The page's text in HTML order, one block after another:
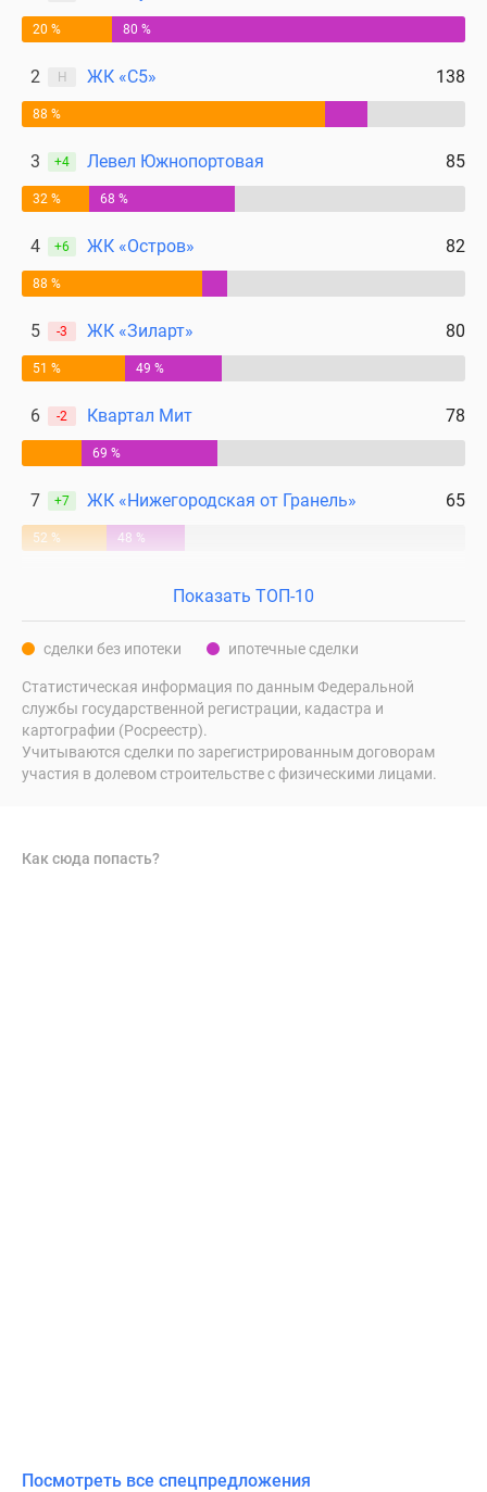
20 % 80 %
2 Н ЖК «С5» 138
88 %
3 +4 Левел Южнопортовая 85
32 % 68 %
4 +6 ЖК «Остров» 82
88 %
5 -3 ЖК «Зиларт» 80
51 % 49 %
6 -2 Квартал Мит 78
69 %
7 +7 ЖК «Нижегородская от Гранель» 65
52 % 48 %
Показать ТОП-10
сделки без ипотеки ипотечные сделки
Статистическая информация по данным Федеральной
службы государственной регистрации, кадастра и
картографии (Росреестр).
Учитываются сделки по зарегистрированным договорам
участия в долевом строительстве с физическими лицами.
Как сюда попасть?
Посмотреть все спецпредложения